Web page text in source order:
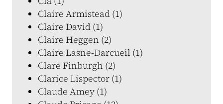
Claire Armistead (1)
Claire David (1)
Claire Heggen (2)
Claire Lasne-Darcueil (1)
Clare Finburgh (2)
Clarice Lispector (1)
Claude Amey (1)